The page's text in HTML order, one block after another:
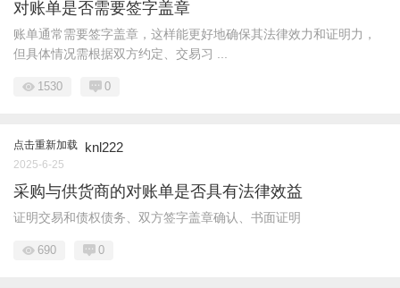
对账单是否需要签字盖章
账单通常需要签字盖章，这样能更好地确保其法律效力和证明力，
但具体情况需根据双方约定、交易习 ...
1530 0
点击重新加载 knl222
2025-6-25
采购与供货商的对账单是否具有法律效益
证明交易和债权债务、双方签字盖章确认、书面证明
690 0